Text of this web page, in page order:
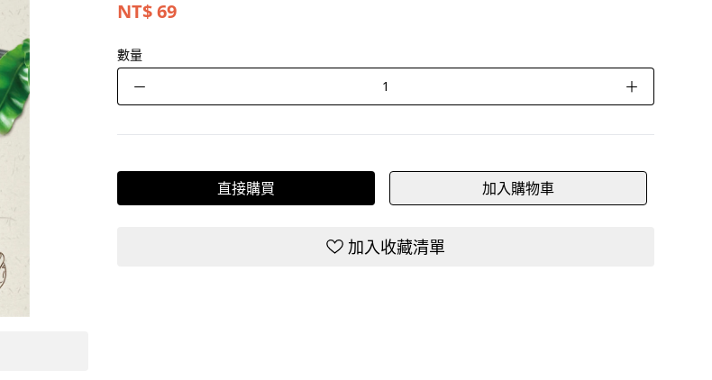
NT$69
數量
－ ＋
直接購買 加入購物車
加入收藏清單